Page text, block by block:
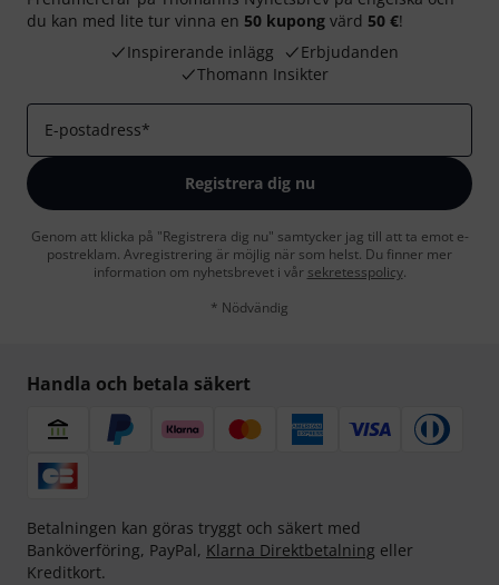
du kan med lite tur vinna en 50 kupong värd 50 €!
Inspirerande inlägg
Erbjudanden
Thomann Insikter
E-postadress*
Registrera dig nu
Genom att klicka på "Registrera dig nu" samtycker jag till att ta emot e-
postreklam. Avregistrering är möjlig när som helst. Du finner mer
information om nyhetsbrevet i vår sekretesspolicy.
* Nödvändig
Handla och betala säkert
Betalningen kan göras tryggt och säkert med
Banköverföring, PayPal, Klarna Direktbetalning eller
Kreditkort.